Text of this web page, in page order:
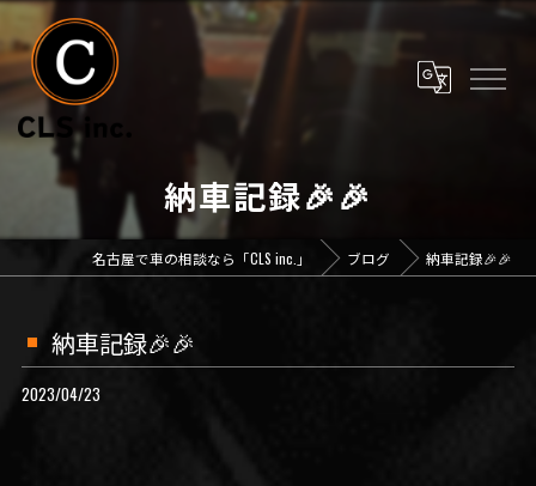
納車記録🎉🎉
名古屋で車の相談なら「CLS inc.」 ブログ 納車記録🎉🎉
納車記録🎉🎉
2023/04/23